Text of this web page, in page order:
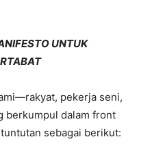
UNTUK
pekerja seni,
berkumpul dalam front
sebagai berikut: